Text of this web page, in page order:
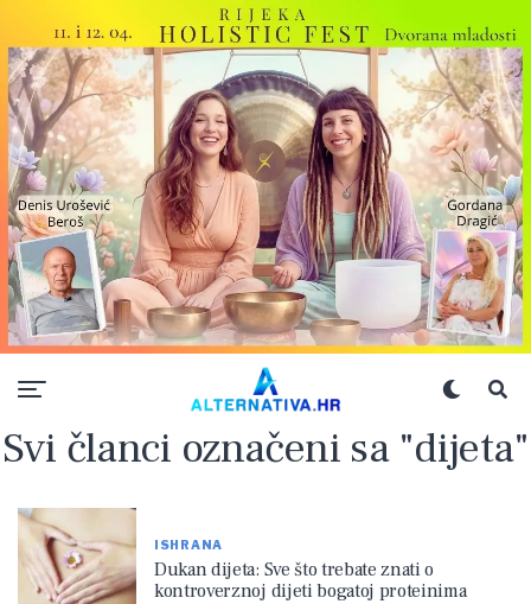
Svi članci označeni sa "dijeta"
ISHRANA
Dukan dijeta: Sve što trebate znati o
kontroverznoj dijeti bogatoj proteinima